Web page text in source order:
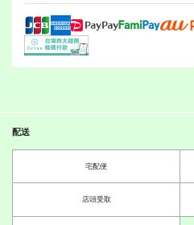
配送
宅配便
店頭受取